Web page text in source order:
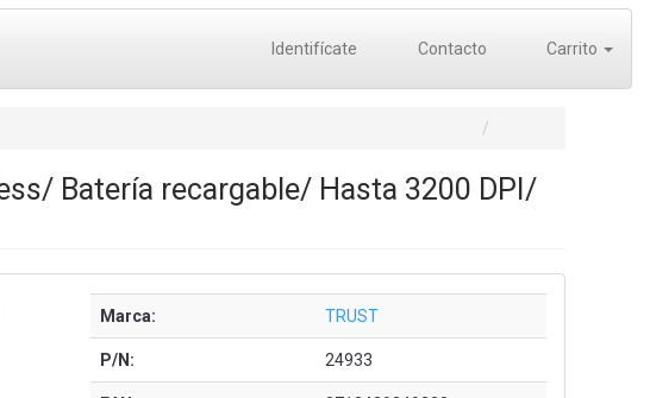
Identifícate Contacto Carrito
Batería recargable/ Hasta 3200 DPI/
Marca: TRUST
P/N: 24933